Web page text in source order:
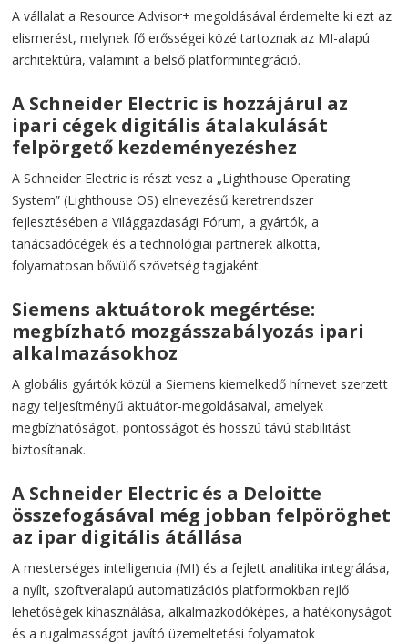
A vállalat a Resource Advisor+ megoldásával érdemelte ki ezt az
elismerést, melynek fő erősségei közé tartoznak az MI-alapú
architektúra, valamint a belső platformintegráció.
A Schneider Electric is hozzájárul az
ipari cégek digitális átalakulását
felpörgető kezdeményezéshez
A Schneider Electric is részt vesz a „Lighthouse Operating
System” (Lighthouse OS) elnevezésű keretrendszer
fejlesztésében a Világgazdasági Fórum, a gyártók, a
tanácsadócégek és a technológiai partnerek alkotta,
folyamatosan bővülő szövetség tagjaként.
Siemens aktuátorok megértése:
megbízható mozgásszabályozás ipari
alkalmazásokhoz
A globális gyártók közül a Siemens kiemelkedő hírnevet szerzett
nagy teljesítményű aktuátor-megoldásaival, amelyek
megbízhatóságot, pontosságot és hosszú távú stabilitást
biztosítanak.
A Schneider Electric és a Deloitte
összefogásával még jobban felpöröghet
az ipar digitális átállása
A mesterséges intelligencia (MI) és a fejlett analitika integrálása,
a nyílt, szoftveralapú automatizációs platformokban rejlő
lehetőségek kihasználása, alkalmazkodóképes, a hatékonyságot
és a rugalmasságot javító üzemeltetési folyamatok